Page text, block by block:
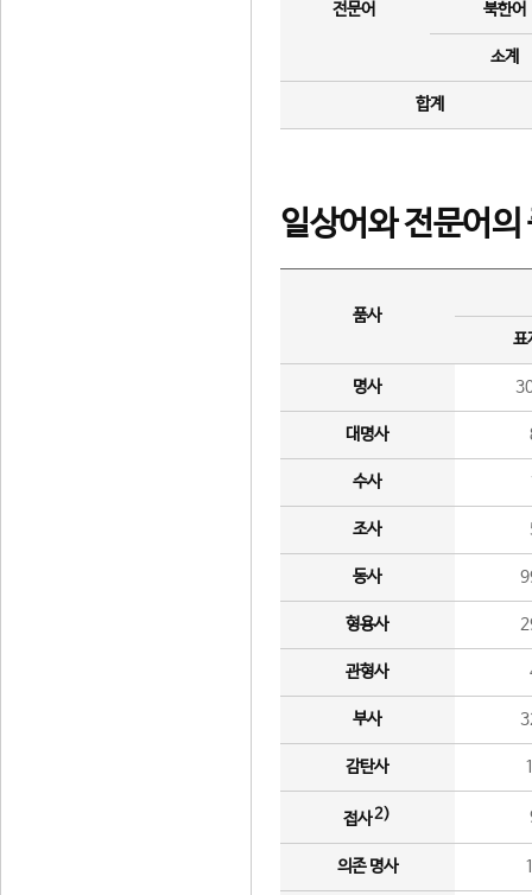
전문어 북한어
소계
합계
일상어와 전문어의
품사
표
명사
대명사
수사
조사
동사
형용사
관형사
부사
감탄사
접사2)
의존 명사